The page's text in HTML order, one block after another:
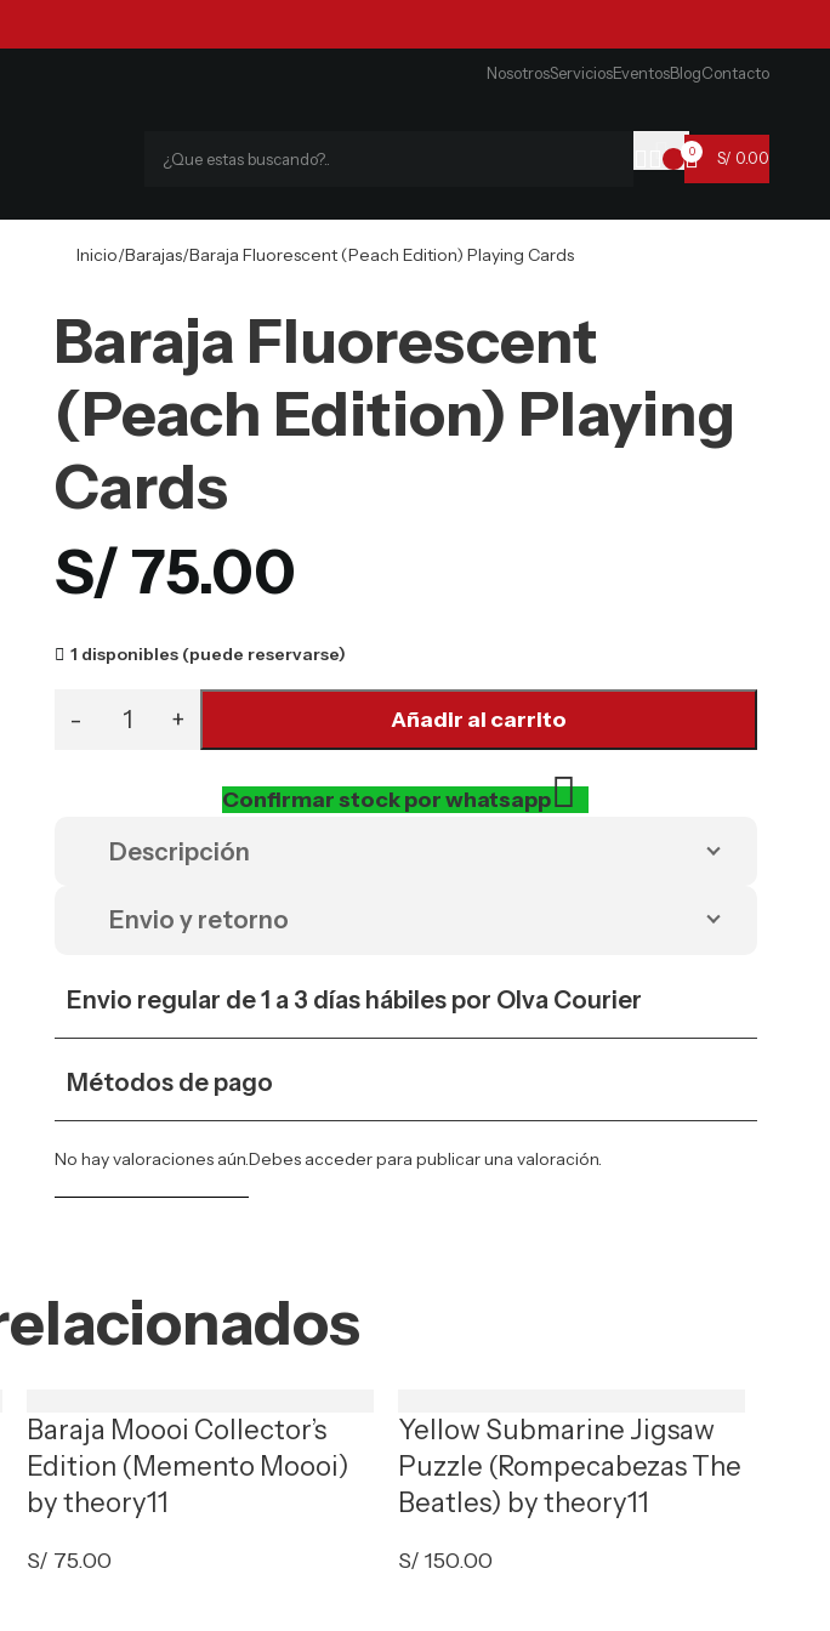
NosotrosServiciosEventosBlogContacto
0 S/ 0.00
Inicio Barajas Baraja Fluorescent (Peach Edition) Playing Cards
Baraja Fluorescent
(Peach Edition) Playing
Cards
S/75.00
1 disponibles (puede reservarse)
Añadir al carrito
Confirmar stock por whatsapp
Descripción
Envio y retorno
Envio regular de 1 a 3 días hábiles por Olva Courier
Métodos de pago
No hay valoraciones aún.Debes accederpara publicar una valoración.
Baraja Moooi Collector’s
Edition (Memento Moooi)
by theory11
S/ 75.00
Yellow Submarine Jigsaw
Puzzle (Rompecabezas The
Beatles) by theory11
S/ 150.00